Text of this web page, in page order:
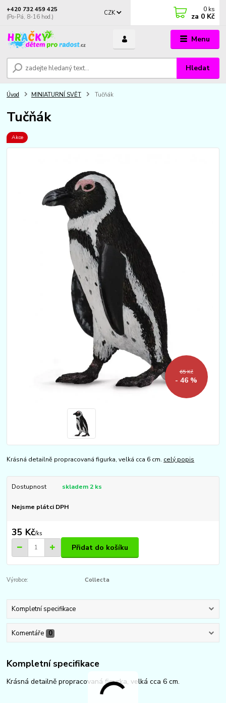
Menu
CZK
Hledat
+420 732 459 425
(Po-Pá, 8-16 hod.)
0 ks
za 0 Kč
Úvod MINIATURNÍ SVĚT Tučňák
Tučňák
Akce
65 Kč
- 46 %
Krásná detailně propracovaná figurka, velká cca 6 cm. celý popis
Dostupnost skladem 2 ks
Nejsme plátci DPH
35 Kč/ks
Přidat do košíku
Výrobce: Collecta
Kompletní specifikace
Komentáře 0
Kompletní specifikace
Krásná detailně propracovaná figurka, velká cca 6 cm.